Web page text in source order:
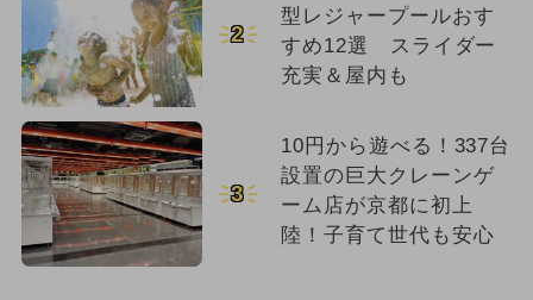
2
型レジャープールおす
すめ12選 スライダー
充実＆屋内も
3
10円から遊べる！337台
設置の巨大クレーンゲ
ーム店が京都に初上
陸！子育て世代も安心